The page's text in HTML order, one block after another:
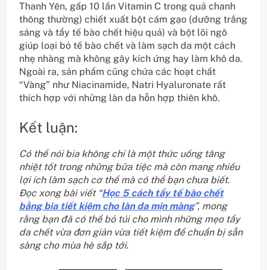
Thanh Yên, gấp 10 lần Vitamin C trong quả chanh
thông thường) chiết xuất bột cám gạo (dưỡng trắng
sáng và tẩy tế bào chết hiệu quả) và bột lõi ngô
giúp loại bỏ tế bào chết và làm sạch da một cách
nhẹ nhàng mà không gây kích ứng hay làm khô da.
Ngoài ra, sản phẩm cũng chứa các hoạt chất
“Vàng” như Niacinamide, Natri Hyaluronate rất
thích hợp với những làn da hỗn hợp thiên khô.
Kết luận:
Có thể nói bia không chỉ là một thức uống tăng
nhiệt tốt trong những bữa tiệc mà còn mang nhiều
lợi ích làm sạch cơ thể mà có thể bạn chưa biết.
Đọc xong bài viết “Học 5 cách tẩy tế bào chết
bằng bia tiết kiệm cho làn da mịn màng”, mong
rằng bạn đã có thể bỏ túi cho mình những mẹo tẩy
da chết vừa đơn giản vừa tiết kiệm để chuẩn bị sẵn
sàng cho mùa hè sắp tới.